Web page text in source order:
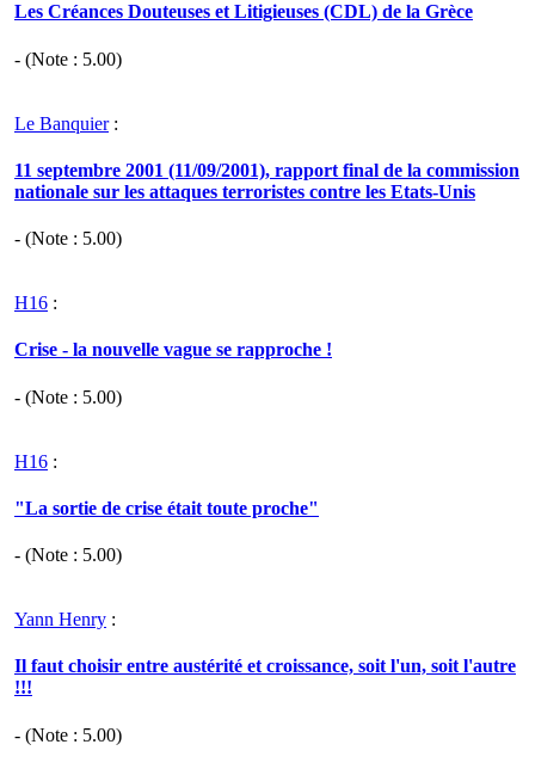
Les Créances Douteuses et Litigieuses (CDL) de la Grèce
- (Note : 5.00)
Le Banquier:
11 septembre 2001 (11/09/2001), rapport final de la commission
nationale sur les attaques terroristes contre les Etats-Unis
- (Note : 5.00)
H16 :
Crise - la nouvelle vague se rapproche !
- (Note : 5.00)
H16 :
"La sortie de crise était toute proche"
- (Note : 5.00)
Yann Henry :
Il faut choisir entre austérité et croissance, soit l'un, soit l'autre
!!!
- (Note : 5.00)